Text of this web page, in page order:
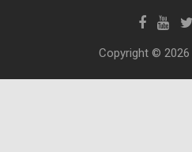
Copyright © 2026